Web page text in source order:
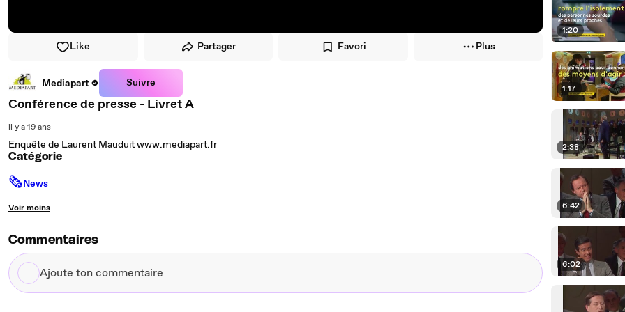
Like Partager Favori Plus
Mediapart Suivre
Conférence de presse - Livret A
il y a 19 ans
Enquête de Laurent Mauduit www.mediapart.fr
Catégorie
🗞News
Voir moins
Commentaires
Ajoute
ton
1:20
1:17
2:38
6:42
6:02